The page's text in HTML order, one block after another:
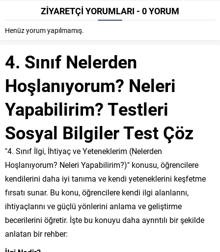
ZİYARETÇİ YORUMLARI - 0 YORUM
Henüz yorum yapılmamış.
4. Sınıf Nelerden
Hoşlanıyorum? Neleri
Yapabilirim? Testleri
Sosyal Bilgiler Test Çöz
"4. Sınıf İlgi, İhtiyaç ve Yeteneklerim (Nelerden
Hoşlanıyorum? Neleri Yapabilirim?)" konusu, öğrencilere
kendilerini daha iyi tanıma ve kendi yeteneklerini keşfetme
fırsatı sunar. Bu konu, öğrencilere kendi ilgi alanlarını,
ihtiyaçlarını ve güçlü yönlerini anlama ve geliştirme
becerilerini öğretir. İşte bu konuyu daha ayrıntılı bir şekilde
anlatan bir rehber: